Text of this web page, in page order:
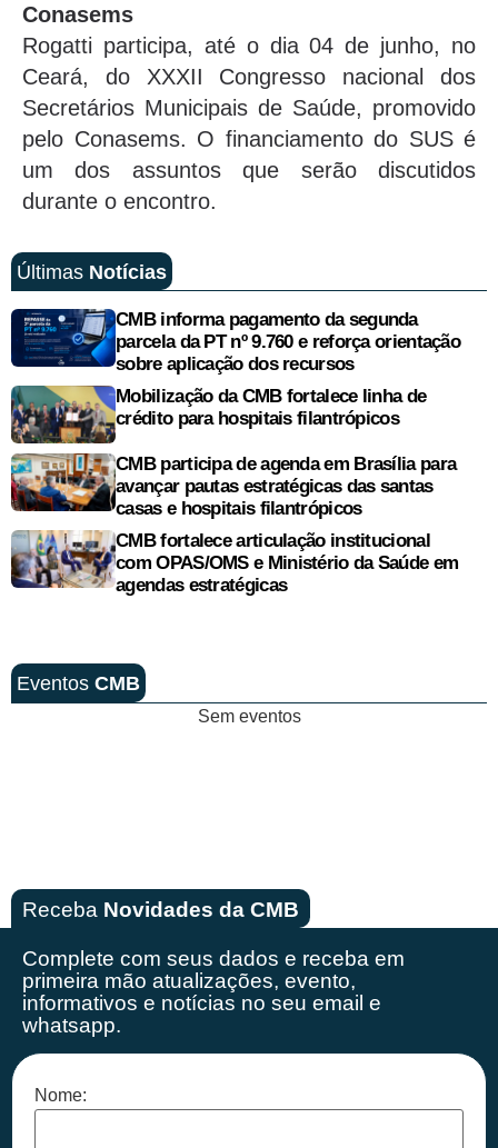
Conasems
Rogatti participa, até o dia 04 de junho, no
Ceará, do XXXII Congresso nacional dos
Secretários Municipais de Saúde, promovido
pelo Conasems. O financiamento do SUS é
um dos assuntos que serão discutidos
durante o encontro.
Últimas Notícias
CMB informa pagamento da segunda
parcela da PT nº 9.760 e reforça orientação
sobre aplicação dos recursos
Mobilização da CMB fortalece linha de
crédito para hospitais filantrópicos
CMB participa de agenda em Brasília para
avançar pautas estratégicas das santas
casas e hospitais filantrópicos
CMB fortalece articulação institucional
com OPAS/OMS e Ministério da Saúde em
agendas estratégicas
Eventos CMB
Sem eventos
Receba Novidades da CMB
Complete com seus dados e receba em
primeira mão atualizações, evento,
informativos e notícias no seu email e
whatsapp.
Nome: